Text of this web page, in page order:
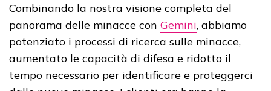
Combinando la nostra visione completa del
panorama delle minacce con Gemini, abbiamo
potenziato i processi di ricerca sulle minacce,
aumentato le capacità di difesa e ridotto il
tempo necessario per identificare e proteggerci